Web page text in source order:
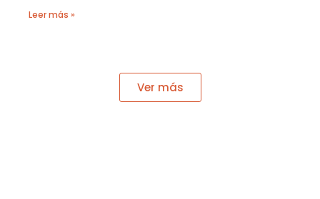
Leer más »
Ver más